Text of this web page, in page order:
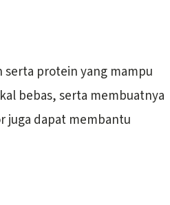
protein yang mampu
bebas, serta membuatnya
juga dapat membantu